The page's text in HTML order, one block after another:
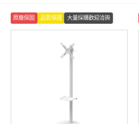
原廠保固 品質保證 大量採購歡迎洽詢